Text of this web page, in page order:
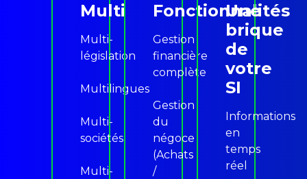
Multi
Multi-
législation
Multilingues
Multi-
sociétés
Multi-
Fonctionnalités
Gestion
financière
complète
Gestion
du
négoce
(Achats
/
Une
brique
de
votre
SI
Informations
en
temps
réel